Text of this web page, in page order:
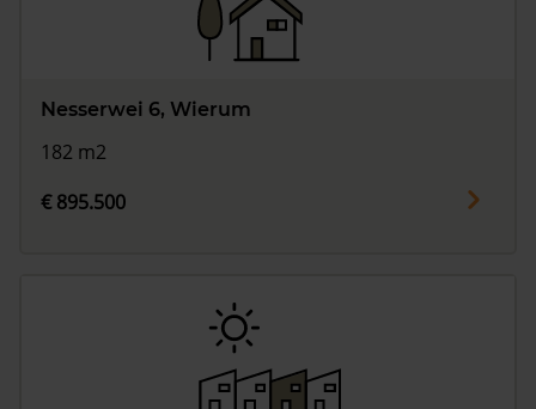
Nesserwei 6, Wierum
182 m2
€ 895.500